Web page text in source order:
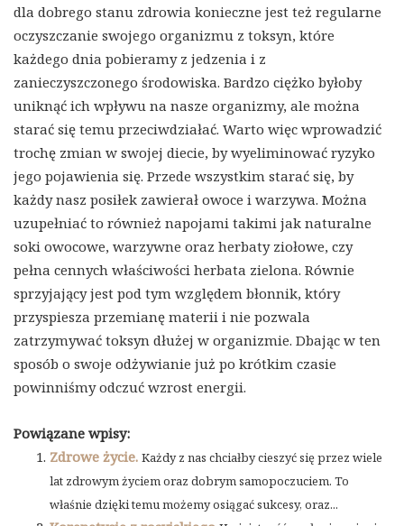
dla dobrego stanu zdrowia konieczne jest też regularne
oczyszczanie swojego organizmu z toksyn, które
każdego dnia pobieramy z jedzenia i z
zanieczyszczonego środowiska. Bardzo ciężko byłoby
uniknąć ich wpływu na nasze organizmy, ale można
starać się temu przeciwdziałać. Warto więc wprowadzić
trochę zmian w swojej diecie, by wyeliminować ryzyko
jego pojawienia się. Przede wszystkim starać się, by
każdy nasz posiłek zawierał owoce i warzywa. Można
uzupełniać to również napojami takimi jak naturalne
soki owocowe, warzywne oraz herbaty ziołowe, czy
pełna cennych właściwości herbata zielona. Równie
sprzyjający jest pod tym względem błonnik, który
przyspiesza przemianę materii i nie pozwala
zatrzymywać toksyn dłużej w organizmie. Dbając w ten
sposób o swoje odżywianie już po krótkim czasie
powinniśmy odczuć wzrost energii.
Powiązane wpisy:
Zdrowe życie. Każdy z nas chciałby cieszyć się przez wiele
lat zdrowym życiem oraz dobrym samopoczuciem. To
właśnie dzięki temu możemy osiągać sukcesy, oraz...